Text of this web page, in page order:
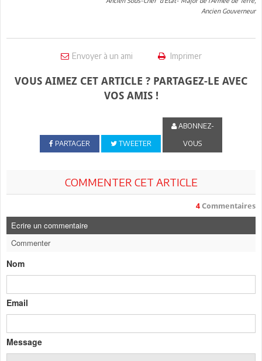
Ancien Gouverneur
Envoyer à un ami Imprimer
VOUS AIMEZ CET ARTICLE ? PARTAGEZ-LE AVEC
VOS AMIS !
PARTAGER TWEETER
ABONNEZ-
VOUS
COMMENTER CET ARTICLE
4 Commentaires
Ecrire un commentaire
Commenter
Nom
Email
Message